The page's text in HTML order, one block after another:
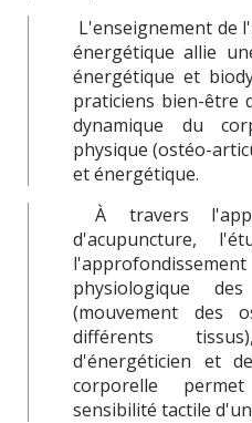
L'enseignement de
énergétique allie
énergétique et
praticiens bien-être
dynamique du
physique (ostéo-
et énergétique.
À travers
d'acupuncture,
physiologique
(mouvement des
différents
d'énergéticien et
corporelle
sensibilité tactile